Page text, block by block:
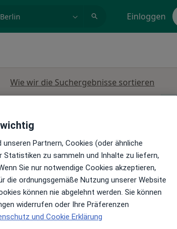
Einloggen
Wie wir die Suchergebnisse sortieren
9 Aug
nicht verfügbar
Profil anzeigen
Partnern, Cookies (oder ähnliche
Statistiken zu sammeln und Inhalte zu liefern,
Sie nur notwendige Cookies akzeptieren,
die ordnungsgemäße Nutzung unserer Website
können nie abgelehnt werden. Sie können
widerrufen oder Ihre Präferenzen
und Cookie Erklärung